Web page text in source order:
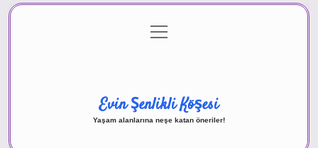
Gizlilik Politikası
menüyü
aç
Evin Şenlikli Köşesi
Yaşam alanlarına neşe katan öneriler!